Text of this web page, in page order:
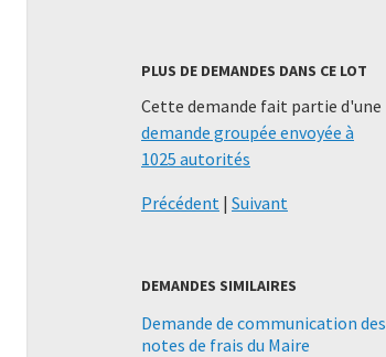
PLUS DE DEMANDES DANS CE LOT
Cette demande fait partie d'une
demande groupée envoyée à
1025 autorités
Précédent | Suivant
DEMANDES SIMILAIRES
Demande de communication des
notes de frais du Maire